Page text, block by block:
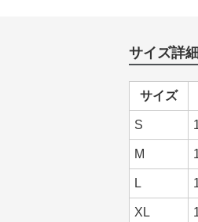
サイズ詳細
サイズ
S
M
L
XL